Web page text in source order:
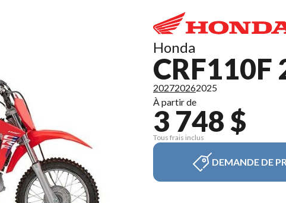
Honda
CRF110F
202720262025
À partir de
3 748 $
Tous frais inclus
DEMANDE DE